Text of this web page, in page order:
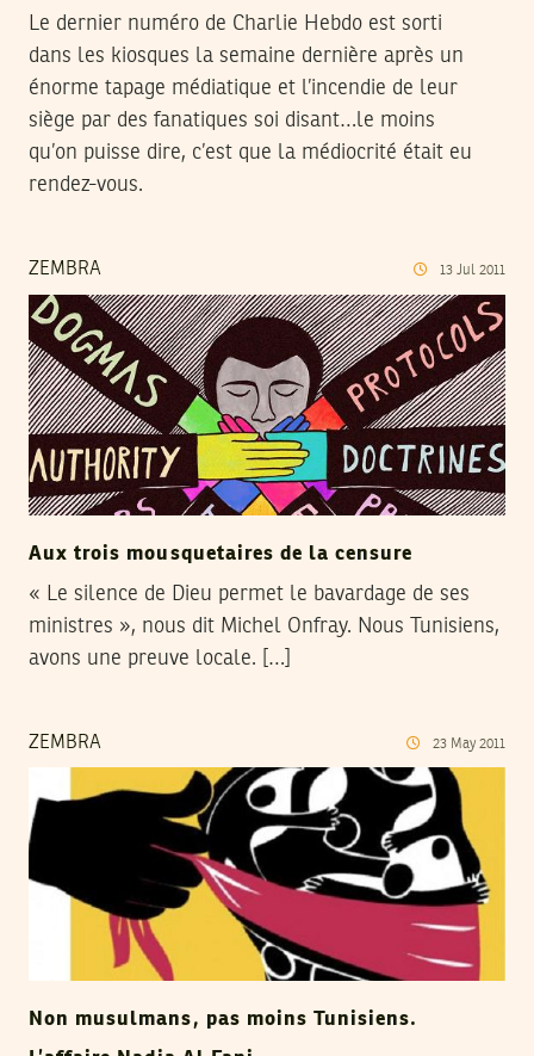
Le dernier numéro de Charlie Hebdo est sorti
dans les kiosques la semaine dernière après un
énorme tapage médiatique et l’incendie de leur
siège par des fanatiques soi disant…le moins
qu’on puisse dire, c’est que la médiocrité était eu
rendez-vous.
ZEMBRA 13 Jul 2011
Aux trois mousquetaires de la censure
« Le silence de Dieu permet le bavardage de ses
ministres », nous dit Michel Onfray. Nous Tunisiens,
avons une preuve locale. […]
ZEMBRA 23 May 2011
Non musulmans, pas moins Tunisiens.